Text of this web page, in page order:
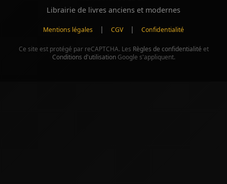
Librairie de livres anciens et modernes
Mentions légales | CGV | Confidentialité
Ce site est protégé par reCAPTCHA. Les Règles de confidentialité et
Conditions d'utilisationGoogle s'appliquent.